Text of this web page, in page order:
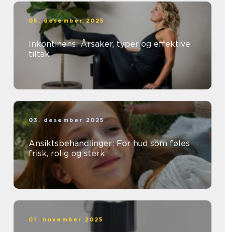
05. desember 2025
Inkontinens: Årsaker, typer og effektive
tiltak
03. desember 2025
Ansiktsbehandlinger: For hud som føles
frisk, rolig og sterk
01. november 2025